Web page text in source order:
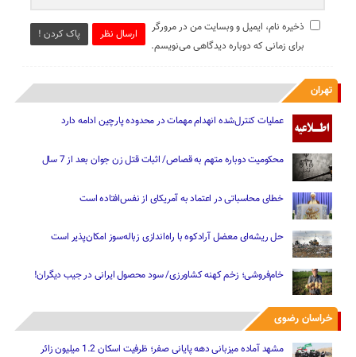
ارسال نظر پاک کردن !
ذخیره نام، ایمیل و وبسایت من در مرورگر
برای زمانی که دوباره دیدگاهی می‌نویسم.
تهران
عملیات کنترل‌شده انهدام مهمات در محدوده پارچین ادامه دارد
محکومیت دوباره متهم به قصاص/ اثبات قتل زن جوان بعد از 7 سال
خطای محاسباتی در اعتماد به آمریکای از نفس‌افتاده است
حل ریشه‌ای معضل آرادکوه با راه‌اندازی زباله‌سوز امکان‌پذیر است
خام‌فروشی؛ زخم کهنه کشاورزی/ سود محصول ایرانی در جیب دیگران!
خراسان رضوی
مشهد آماده میزبانی دهه پایانی صفر؛ ظرفیت اسکان 1.2 میلیون زائر